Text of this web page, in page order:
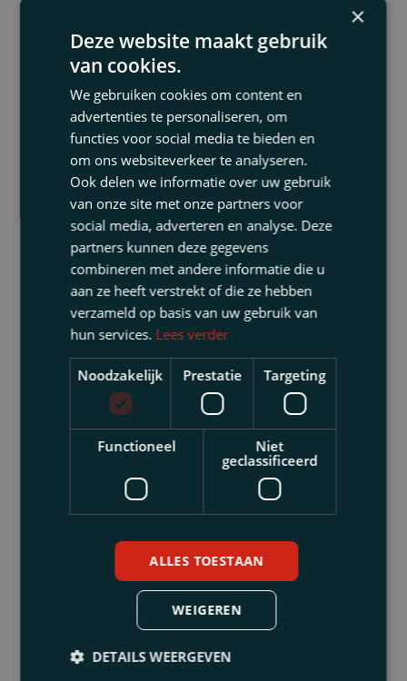
Zinsswaps. Wir unterstützen Unternehmer in
Verhandlungen mit der Bank, um Probleme rund
um die geschlossenen Zinsderivate zu lösen. In
diesem Zusammenhang arbeiten wir auch eng mit
Finanzexperten zusammen. Sie bewerten die
technischen Fehler in einem Zinsswap und
berechnen den daraus entstandenen Schaden.
Verfahren
Bei Bedarf unterstützen wir Sie bei
Rechtsstreitigkeiten: bei der Eintreibung der
Rückzahlung von Krediten, bei der Einforderung
von Sicherheitsleistungen und bei der rechtlichen
Absicherung von Finanzierungen und
Sicherheitsleistungen. Wir tun dies nicht nur für
niederländische Finanziers, sondern auch für
ausländische Parteien, die in niederländische
Unternehmen investiert haben.
Wir führen auch Verfahren gegen verschiedene
Banken. Themen sind alle mit Zinsderivaten
verbundenen Probleme, einschließlich der
Verfahren für die ordnungsgemäße Umsetzung
×
Deze website maakt gebruik
van cookies.
We gebruiken cookies om content en
advertenties te personaliseren, om
functies voor social media te bieden en
om ons websiteverkeer te analyseren.
Ook delen we informatie over uw gebruik
van onze site met onze partners voor
social media, adverteren en analyse. Deze
partners kunnen deze gegevens
combineren met andere informatie die u
aan ze heeft verstrekt of die ze hebben
verzameld op basis van uw gebruik van
hun services. Lees verder
Noodzakelijk Prestatie Targeting
Functioneel
Niet
geclassificeerd
ALLES TOESTAAN
WEIGEREN
DETAILS WEERGEVEN